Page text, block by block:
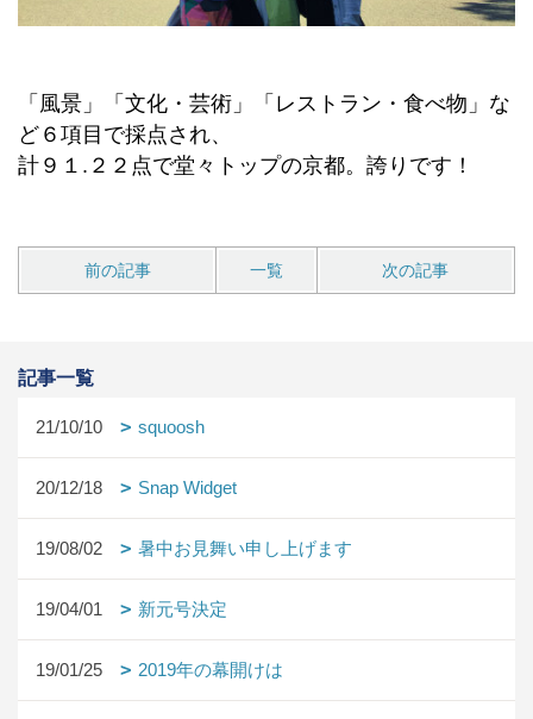
「風景」「文化・芸術」「レストラン・食べ物」な
ど６項目で採点され、
計９１.２２点で堂々トップの京都。誇りです！
前の記事 一覧 次の記事
記事一覧
21/10/10 squoosh
20/12/18 Snap Widget
19/08/02 暑中お見舞い申し上げます
19/04/01 新元号決定
19/01/25 2019年の幕開けは